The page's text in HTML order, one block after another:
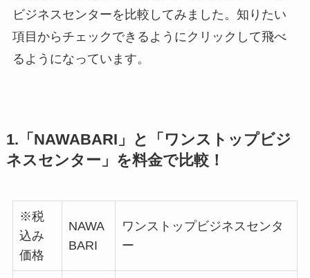
ビジネスセンターを比較してみました。知りたい
項目からチェックできるようにクリックして飛べ
るようになっています。
1.「NAWABARI」と「ワンストップビジ
ネスセンター」を料金で比較！
※税
込み
価格
NAWA
BARI
ワンストップビジネスセンタ
ー